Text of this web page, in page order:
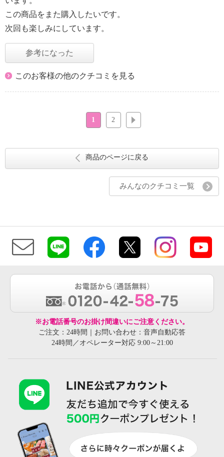
この商品をまた購入したいです。
次回も楽しみにしています。
参考になった
このお客様の他のクチコミを見る
1 2
商品のページに戻る
みんなのクチコミ一覧
※お電話番号のお掛け間違いにご注意ください。
ご注文：24時間｜お問い合わせ：音声自動応答
24時間／オペレーター対応 9:00～21:00